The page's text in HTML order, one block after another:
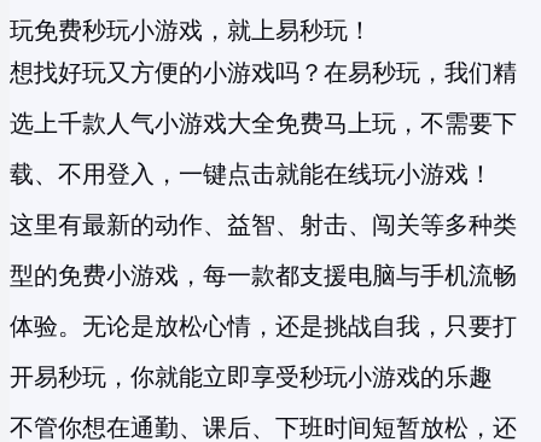
玩免费秒玩小游戏，就上易秒玩！
想找好玩又方便的小游戏吗？在易秒玩，我们精
选上千款人气小游戏大全免费马上玩，不需要下
载、不用登入，一键点击就能在线玩小游戏！
这里有最新的动作、益智、射击、闯关等多种类
型的免费小游戏 ，每一款都支援电脑与手机流畅
体验。无论是放松心情，还是挑战自我，只要打
开易秒玩，你就能立即享受秒玩小游戏的乐趣
不管你想在通勤、课后、下班时间短暂放松，还